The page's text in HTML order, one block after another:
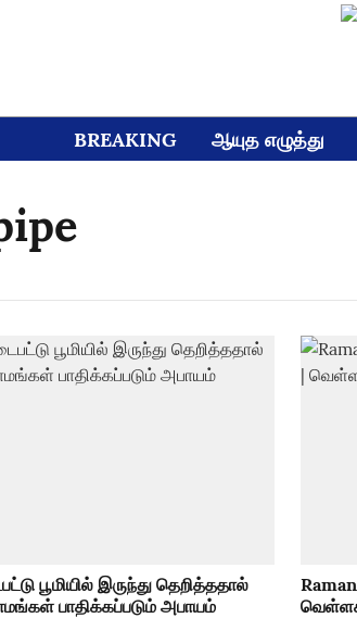
BREAKING ஆயுத எழுத்து
பூமியில் இருந்து தெறித்ததால்
பாதிக்கப்படும் அபாயம்